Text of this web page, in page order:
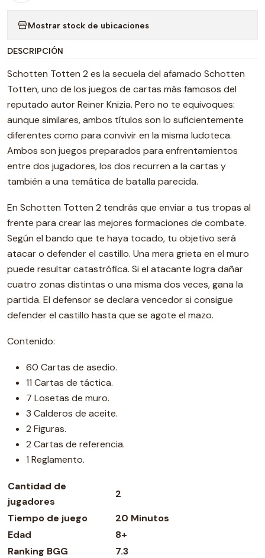
Mostrar stock de ubicaciones
DESCRIPCIÓN
Schotten Totten 2 es la secuela del afamado Schotten
Totten, uno de los juegos de cartas más famosos del
reputado autor Reiner Knizia. Pero no te equivoques:
aunque similares, ambos títulos son lo suficientemente
diferentes como para convivir en la misma ludoteca.
Ambos son juegos preparados para enfrentamientos
entre dos jugadores, los dos recurren a la cartas y
también a una temática de batalla parecida.
En Schotten Totten 2 tendrás que enviar a tus tropas al
frente para crear las mejores formaciones de combate.
Según el bando que te haya tocado, tu objetivo será
atacar o defender el castillo. Una mera grieta en el muro
puede resultar catastrófica. Si el atacante logra dañar
cuatro zonas distintas o una misma dos veces, gana la
partida. El defensor se declara vencedor si consigue
defender el castillo hasta que se agote el mazo.
Contenido:
60 Cartas de asedio.
11 Cartas de táctica.
7 Losetas de muro.
3 Calderos de aceite.
2 Figuras.
2 Cartas de referencia.
1 Reglamento.
Cantidad de
jugadores
2
Tiempo de juego
20 Minutos
Edad
8+
Ranking BGG
7.3